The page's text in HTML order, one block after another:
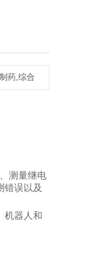
药,综合
测量继电
错误以及
机器人和